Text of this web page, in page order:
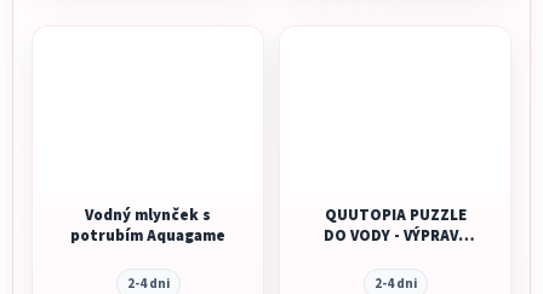
Vodný mlynček s
potrubím Aquagame
2-4 dni
QUUTOPIA PUZZLE
DO VODY - VÝPRAVA
2-4 dni